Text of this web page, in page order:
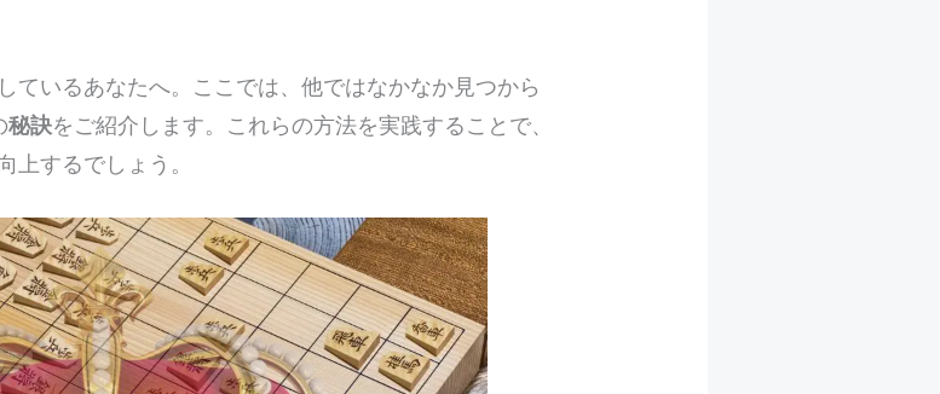
ているあなたへ。ここでは、他ではなかなか見つから
秘訣をご紹介します。これらの方法を実践することで、
上するでしょう。